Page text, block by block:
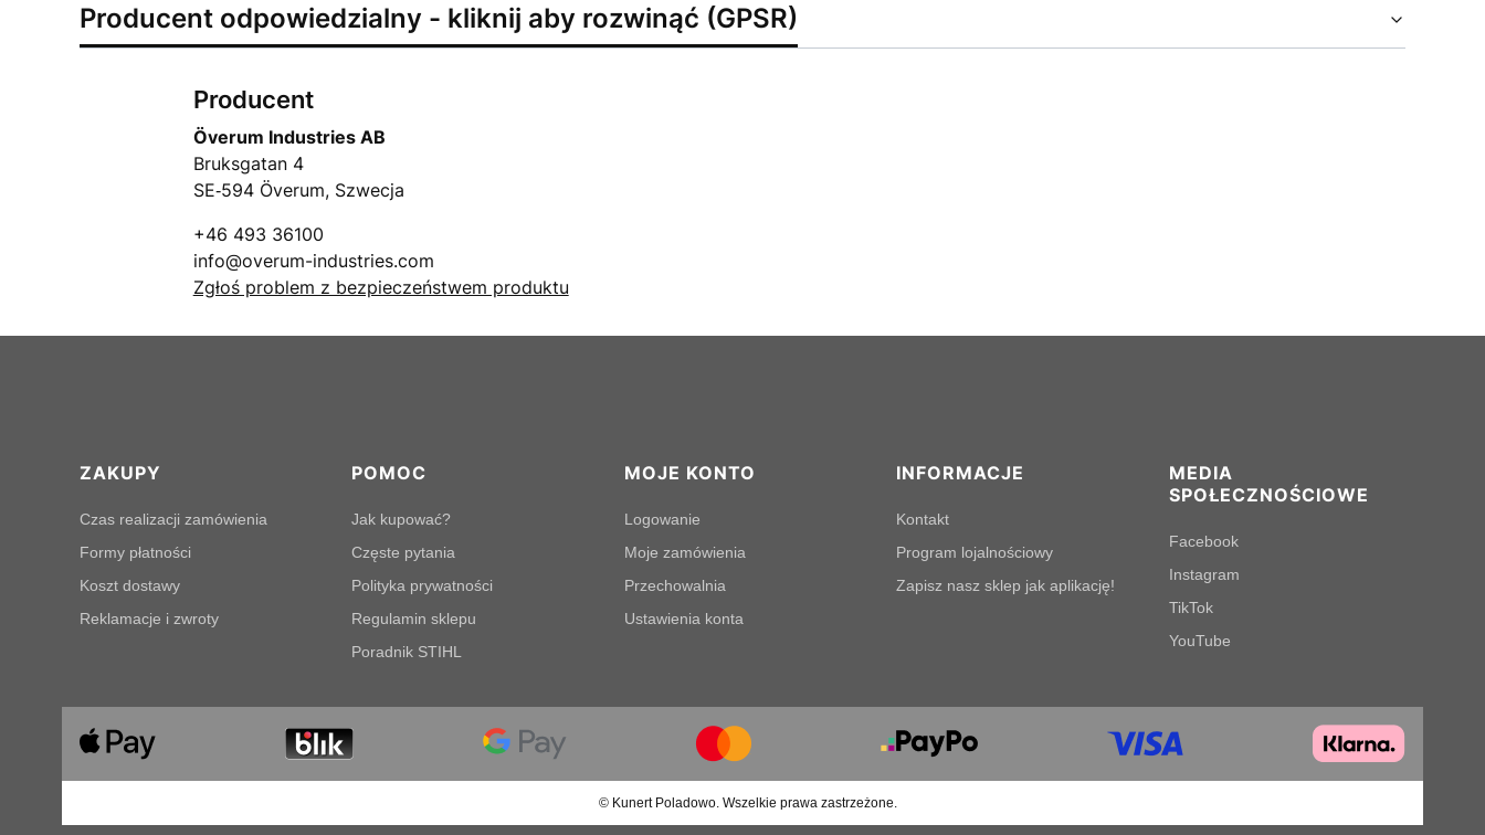
Producent odpowiedzialny - kliknij aby rozwinąć (GPSR)
Producent
Överum Industries AB
Bruksgatan 4
SE‑594 Överum, Szwecja
+46 493 36100
info@overum-industries.com
Zgłoś problem z bezpieczeństwem produktu
Linki w stopce
ZAKUPY
Czas realizacji zamówienia
Formy płatności
Koszt dostawy
Reklamacje i zwroty
POMOC
Jak kupować?
Częste pytania
Polityka prywatności
Regulamin sklepu
Poradnik STIHL
MOJE KONTO
Logowanie
Moje zamówienia
Przechowalnia
Ustawienia konta
INFORMACJE
Kontakt
Program lojalnościowy
Zapisz nasz sklep jak aplikację!
MEDIA
SPOŁECZNOŚCIOWE
Facebook
Instagram
TikTok
YouTube
© Kunert Poladowo. Wszelkie prawa zastrzeżone.